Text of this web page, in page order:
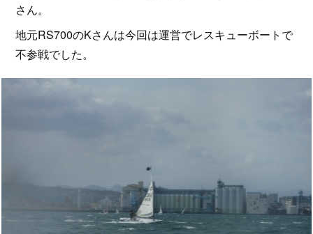
さん。
地元RS700のKさんは今回は運営でレスキューボートで
不参戦でした。